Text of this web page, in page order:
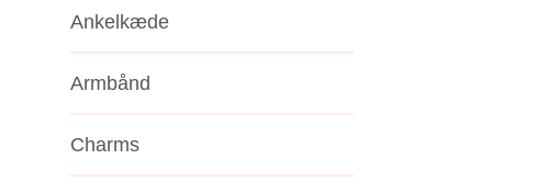
Ankelkæde
Armbånd
Charms